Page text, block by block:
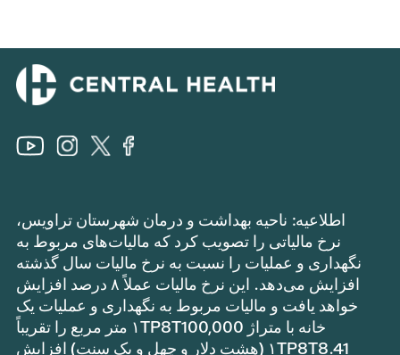
اطلاعیه: ناحیه بهداشت و درمان شهرستان تراویس،
نرخ مالیاتی را تصویب کرد که مالیات‌های مربوط به
نگهداری و عملیات را نسبت به نرخ مالیات سال گذشته
افزایش می‌دهد. این نرخ مالیات عملاً ۸ درصد افزایش
خواهد یافت و مالیات مربوط به نگهداری و عملیات یک
خانه با متراژ ۱TP8T100,000 متر مربع را تقریباً
۱TP8T8.41 (هشت دلار و چهل و یک سنت) افزایش